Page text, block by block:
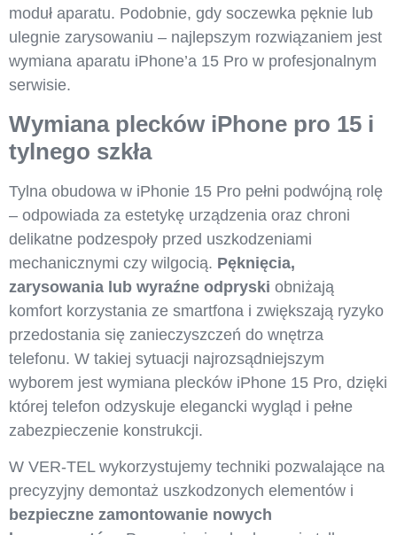
moduł aparatu. Podobnie, gdy soczewka pęknie lub
ulegnie zarysowaniu – najlepszym rozwiązaniem jest
wymiana aparatu iPhone’a 15 Pro w profesjonalnym
serwisie.
Wymiana plecków iPhone pro 15 i
tylnego szkła
Tylna obudowa w iPhonie 15 Pro pełni podwójną rolę
– odpowiada za estetykę urządzenia oraz chroni
delikatne podzespoły przed uszkodzeniami
mechanicznymi czy wilgocią. Pęknięcia,
zarysowania lub wyraźne odpryski obniżają
komfort korzystania ze smartfona i zwiększają ryzyko
przedostania się zanieczyszczeń do wnętrza
telefonu. W takiej sytuacji najrozsądniejszym
wyborem jest wymiana plecków iPhone 15 Pro, dzięki
której telefon odzyskuje elegancki wygląd i pełne
zabezpieczenie konstrukcji.
W VER-TEL wykorzystujemy techniki pozwalające na
precyzyjny demontaż uszkodzonych elementów i
bezpieczne zamontowanie nowych